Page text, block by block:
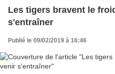
Les tigers bravent le
s'entraîner
Publié le 09/02/2019 à 16:46